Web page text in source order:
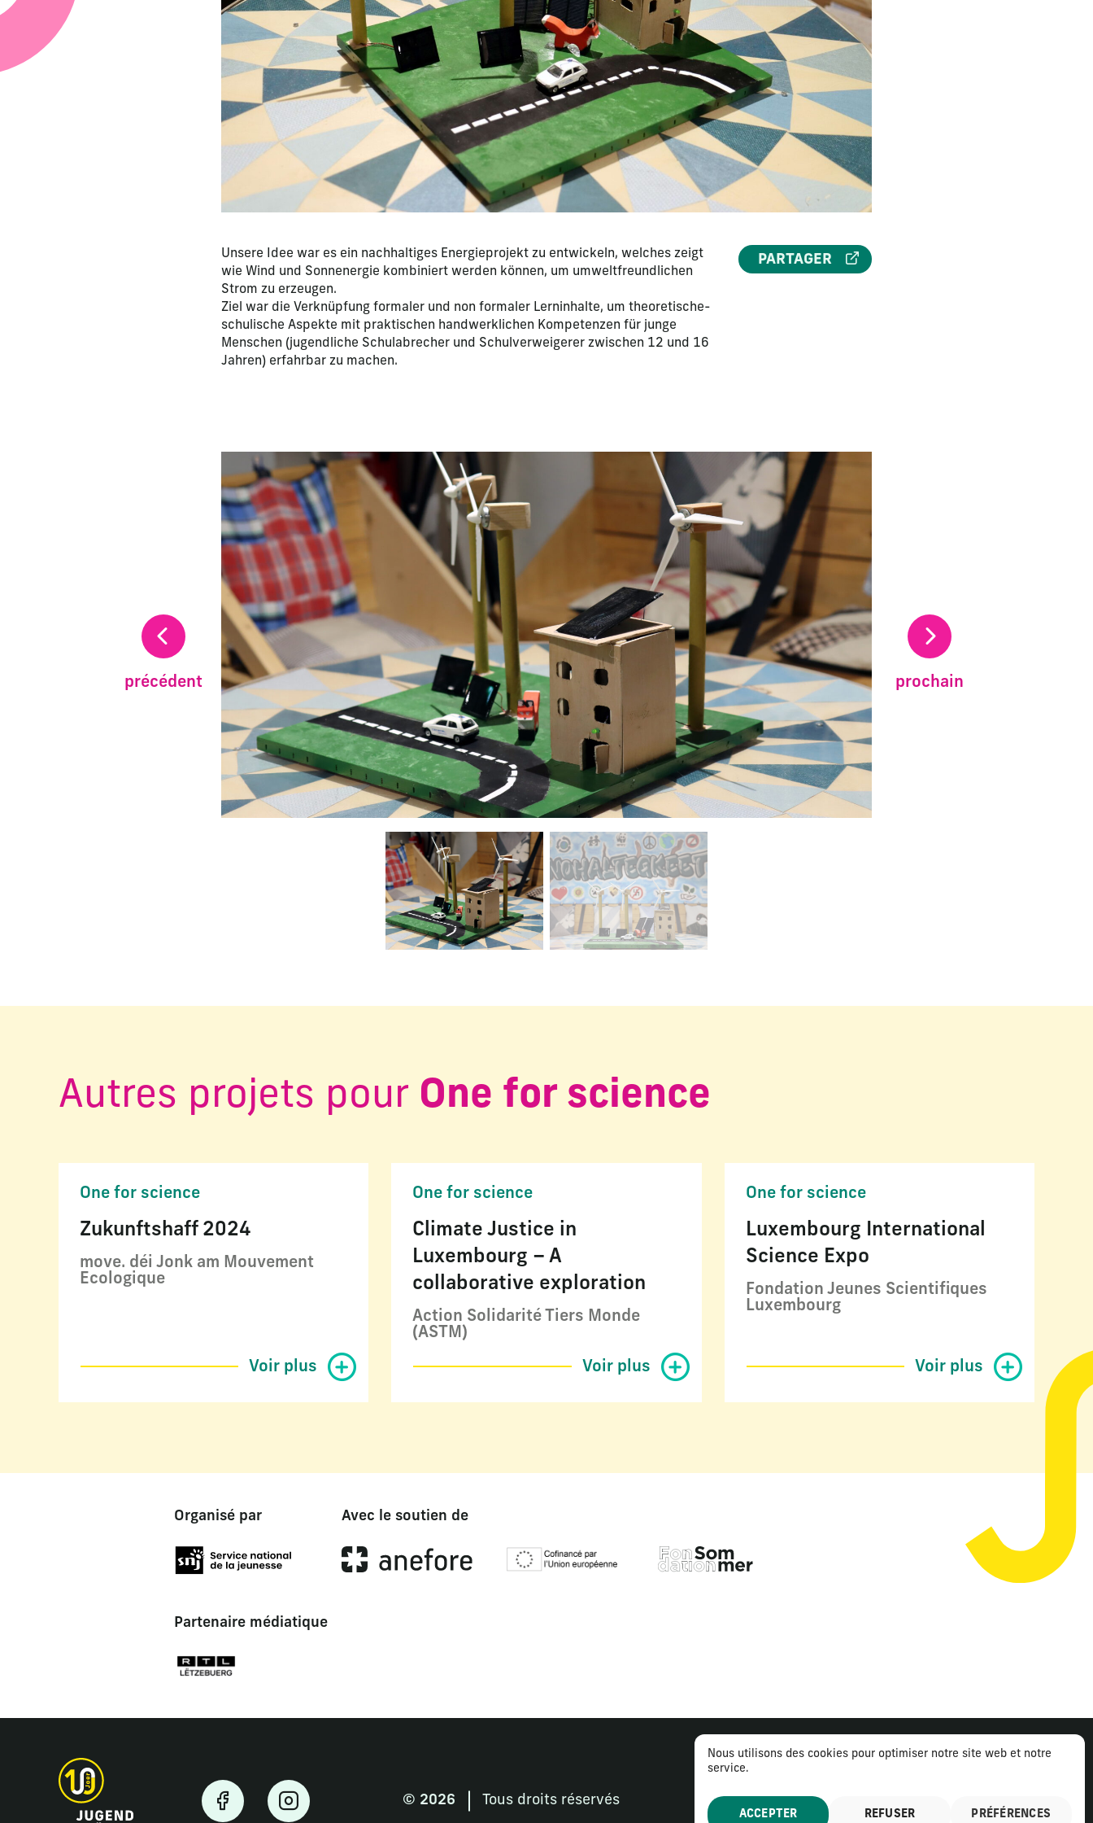
Nous utilisons des cookies pour optimiser notre site web et notre
service.
ACCEPTER REFUSER PRÉFÉRENCES
Unsere Idee war es ein nachhaltiges Energieprojekt zu entwickeln, welches zeigt
wie Wind und Sonnenergie kombiniert werden können, um umweltfreundlichen
Strom zu erzeugen.
Ziel war die Verknüpfung formaler und non formaler Lerninhalte, um theoretische-
schulische Aspekte mit praktischen handwerklichen Kompetenzen für junge
Menschen (jugendliche Schulabrecher und Schulverweigerer zwischen 12 und 16
Jahren) erfahrbar zu machen.
PARTAGER
La modification de la diapositive actuelle de ce carrousel modifiera la diapositive actuelle du carrousel de vignettes qui suit.
précédent prochain
Changer la diapositive actuelle de ce carrousel changera la diapositive actuelle du carrousel d'images principales précédent
Autres projets pour One for science
One for science
Zukunftshaff 2024
move. déi Jonk am Mouvement
Ecologique
Voir plus
One for science
Climate Justice in
Luxembourg – A
collaborative exploration
Action Solidarité Tiers Monde
(ASTM)
Voir plus
One for science
Luxembourg International
Science Expo
Fondation Jeunes Scientifiques
Luxembourg
Voir plus
Organisé par Avec le soutien de
Partenaire médiatique
© 2026 Tous droits réservés Mentions légales